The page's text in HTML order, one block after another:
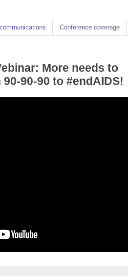
Conference coverage
More needs to
90-90 to #endAIDS!